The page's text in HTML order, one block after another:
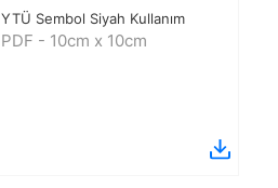
YTÜ Sembol Siyah Kullanım
PDF - 10cm x 10cm